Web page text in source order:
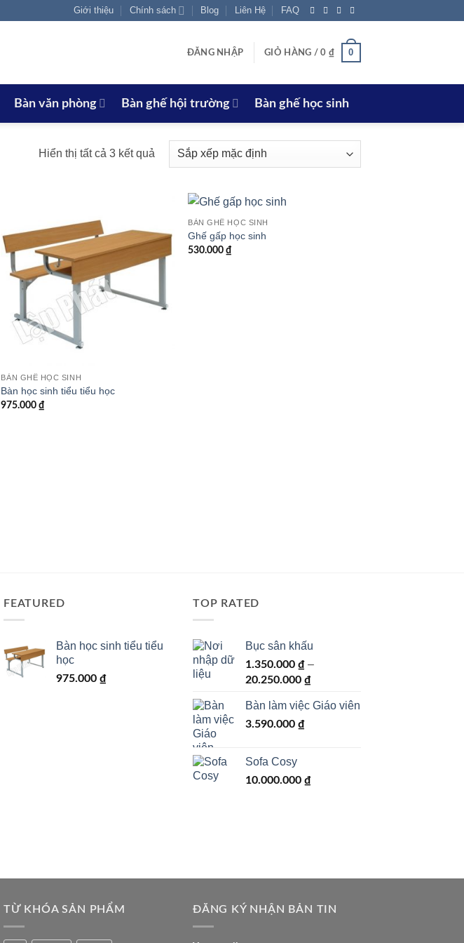
Giới thiệu Chính sách Blog Liên Hệ FAQ
ĐĂNG NHẬP GIỎ HÀNG /0 ₫ 0
Bàn văn phòng Bàn ghế hội trường Bàn ghế học sinh
Hiển thị tất cả 3 kết quả
BÀN GHẾ HỌC SINH
Bàn học sinh tiểu tiểu học
975.000₫
BÀN GHẾ HỌC SINH
Ghế gấp học sinh
530.000₫
FEATURED
Bàn học sinh tiểu tiểu
học
975.000 ₫
TOP RATED
Bục sân khấu
1.350.000 ₫ –
20.250.000 ₫Khoảng
từ
Bàn làm việc Giáo viên
3.590.000 ₫
Sofa Cosy
10.000.000 ₫
TỪ KHÓA SẢN PHẨM ĐĂNG KÝ NHẬN BẢN TIN